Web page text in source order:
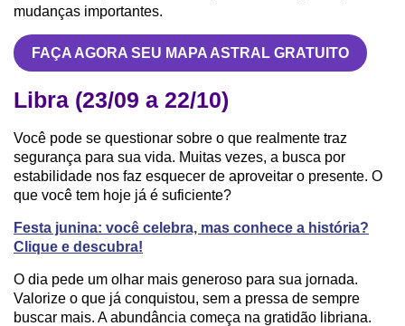
mudanças importantes.
FAÇA AGORA SEU MAPA ASTRAL GRATUITO
Libra (23/09 a 22/10)
Você pode se questionar sobre o que realmente traz
segurança para sua vida. Muitas vezes, a busca por
estabilidade nos faz esquecer de aproveitar o presente. O
que você tem hoje já é suficiente?
Festa junina: você celebra, mas conhece a história?
Clique e descubra!
O dia pede um olhar mais generoso para sua jornada.
Valorize o que já conquistou, sem a pressa de sempre
buscar mais. A abundância começa na gratidão libriana.